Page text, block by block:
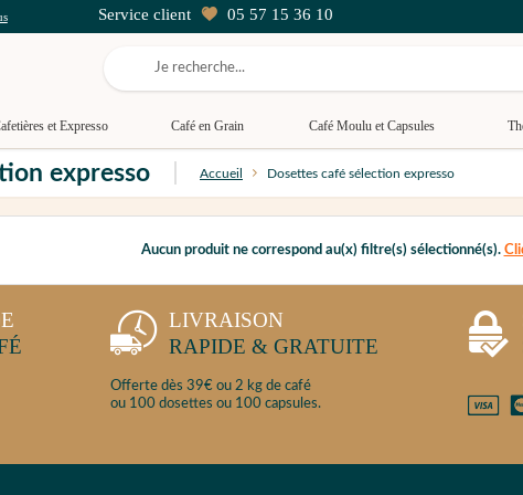
Service client 05 57 15 36 10
et Expresso Café en Grain Café Moulu et Capsules
expresso Accueil Dosettes café sélection expresso
Aucun produit ne correspond au(x) filtre(s) sélectionné(s).
LIVRAISON
RAPIDE & GRATUITE
Offerte dès 39€ ou 2 kg de café
ou 100 dosettes ou 100 capsules.